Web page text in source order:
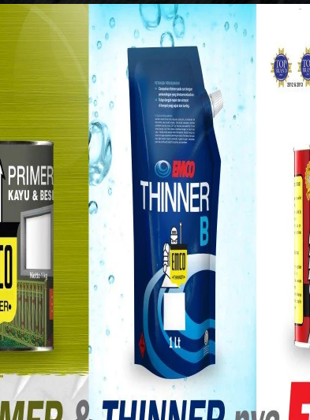
Show Busana Muslim Modern Motif Khas Bondowoso 2026 yang
Bagus Assra, Sabtu (20/6/2026).
Bondowoso terus mendorong pelestarian
gelaran Lomba Fashion Show Busana
berlangsung di depan Pendopo Raden Bagus